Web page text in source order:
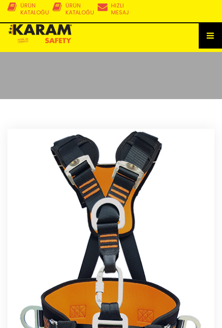
HIZLI
MESAJ
ÜRÜN
KATALOĞU
ÜRÜN
KATALOĞU